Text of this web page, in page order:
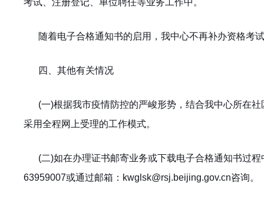
考试、注册登记、单位聘任等业务工作中。
随着电子合格通知书的启用，我中心不再补办资格考
四、其他有关情况
(一)根据我市疫情防控的严峻形势，结合我中心所在
采用全程网上受理的工作模式。
(二)如在办理证书邮寄业务或下载电子合格通知书过
63959007或通过邮箱：kwglsk@rsj.beijing.gov.cn咨询。